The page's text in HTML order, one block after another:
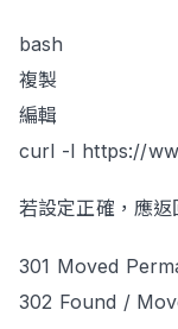
bash
複製
編輯
curl -I https://
若設定正確，應返
301 Moved
302 Found /